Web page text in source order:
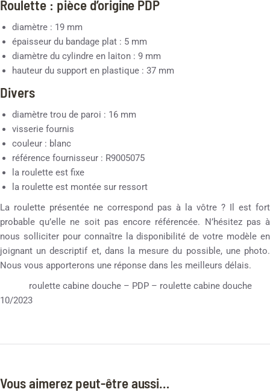
Roulette : pièce d’origine PDP
diamètre : 19 mm
épaisseur du bandage plat : 5 mm
diamètre du cylindre en laiton : 9 mm
hauteur du support en plastique : 37 mm
Divers
diamètre trou de paroi : 16 mm
visserie fournis
couleur : blanc
référence fournisseur : R9005075
la roulette est fixe
la roulette est montée sur ressort
La roulette présentée ne correspond pas à la vôtre ? Il est fort
probable qu’elle ne soit pas encore référencée. N’hésitez pas à
nous solliciter pour connaître la disponibilité de votre modèle en
joignant un descriptif et, dans la mesure du possible, une photo.
Nous vous apporterons une réponse dans les meilleurs délais.
roulette cabine douche – PDP – roulette cabine douche
10/2023
Vous aimerez peut-être aussi…